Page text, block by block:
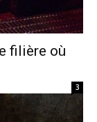
filière où
3